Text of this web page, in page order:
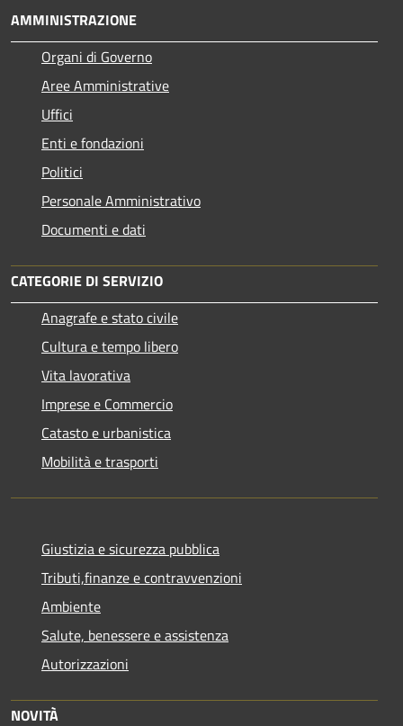
AMMINISTRAZIONE
Organi di Governo
Aree Amministrative
Uffici
Enti e fondazioni
Politici
Personale Amministrativo
Documenti e dati
CATEGORIE DI SERVIZIO
Anagrafe e stato civile
Cultura e tempo libero
Vita lavorativa
Imprese e Commercio
Catasto e urbanistica
Mobilità e trasporti
Giustizia e sicurezza pubblica
Tributi,finanze e contravvenzioni
Ambiente
Salute, benessere e assistenza
Autorizzazioni
NOVITÀ